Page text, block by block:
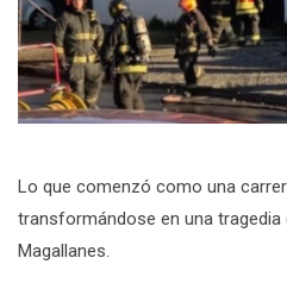
Lo que comenzó como una
transformándose en una tragedia
Magallanes.